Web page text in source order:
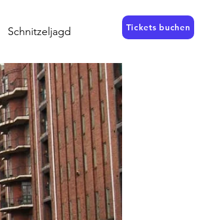
Schnitzeljagd Tickets buchen